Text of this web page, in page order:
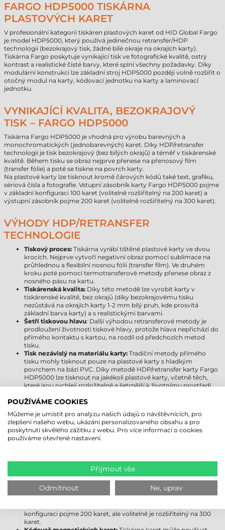
FARGO HDP5000 TISKÁRNA
PLASTOVÝCH KARET
V profesionální kategorii tiskáren plastových karet od HID Global Fargo
je model HDP5000, který používá jedinečnou retransfer/HDP
technologii (bezokrajový tisk, žádné bílé okraje na okrajích karty).
Tiskárna Fargo poskytuje vynikající tisk ve fotografické kvalitě, ostrý
kontrast a realistické čisté barvy, které splní všechny požadavky. Díky
modulární konstrukci lze základní stroj HDP5000 později volně rozšířit o
otočný modul na karty, kódovací jednotku na karty a laminovací
jednotku.
VYNIKAJÍCÍ KVALITA, BEZOKRAJOVÝ
TISK – FARGO HDP5000
Tiskárna Fargo HDP5000 je vhodná pro výrobu barevných a
monochromatických (jednobarevných) karet. Díky HDP/retransfer
technologii je tisk bezokrajový (bez bílých okrajů) a téměř v tiskárenské
kvalitě. Během tisku se obraz nejprve přenese na přenosový film
(transfer fólie) a poté se tiskne na povrch karty.
Na plastové karty lze tisknout kromě čárových kódů také text, grafiku,
sériová čísla a fotografie. Vstupní zásobník karty Fargo HDP5000 pojme
v základní konfiguraci 100 karet (volitelně rozšiřitelný na 200 karet) a
výstupní zásobník pojme 200 karet (volitelně rozšiřitelný na 300 karet).
VÝHODY HDP/RETRANSFER
TECHNOLOGIE
Tiskový proces: Tiskárna vyrábí tištěné plastové karty ve dvou
krocích. Nejprve vytvoří negativní obraz pomocí sublimace na
průhlednou a flexibilní nosnou fólii (transfer film). Ve druhém
kroku poté pomocí termotransferové metody přenese obraz z
nosného pásu na kartu.
Tiskárenská kvalita: Díky této metodě lze vyrobit karty v
tiskárenské kvalitě, bez okrajů (díky bezokrajovému tisku
nezůstává na okrajích karty 1-2 mm bílý pruh, kde prosvítá
základní barva karty) a s realistickými barvami.
Šetří tiskovou hlavu: Další výhodou retransferové metody je
prodloužení životnosti tiskové hlavy, protože hlava nepřichází do
přímého kontaktu s kartou, na rozdíl od předchozích metod
tisku.
Tisk nezávislý na materiálu karty: Tradiční metody přímého
tisku mohly tisknout pouze na plastové karty s hladkým
povrchem na bázi PVC. Díky metodě HDP/retransfer karty Fargo
HDP5000 lze tisknout na jakékoli plastové karty, včetně těch,
které jsou rychleji rozložitelné a šetrnější k životnímu prostředí
hladký povrch.
VOLITELNÁ ROZŠÍŘENÍ PRO TISKÁRNU
KARET FARGO HDP5000
za příplatek je možné přidat modul na otočení karty, který
umožňuje tisk oboustranných plastových karet v jednom kroku.
Vstupní zásobník karet:Vstupní zásobník tiskárny v základní
konfiguraci pojme 100 karet, ale volitelně je rozšiřitelný na 200
karet.
konfiguraci pojme 200 karet, ale volitelně je rozšiřitelný na 300
karet.
POUŽÍVÁME COOKIES
Můžeme je umístit pro analýzu našich údajů o návštěvnících, pro
zlepšení našeho webu, ukázání personalizovaného obsahu a pro
poskytnutí skvělého zážitku z webu. Pro více informací o cookies
používáme otevřené nastavení.
Přijmout vše
Odmítnout Ne, uprav